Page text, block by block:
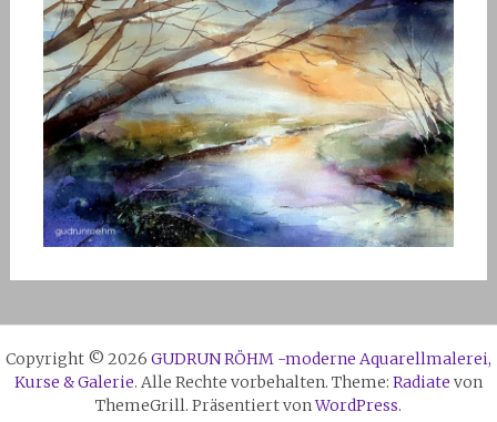
Copyright © 2026 GUDRUN RÖHM -moderne Aquarellmalerei,
Kurse & Galerie. Alle Rechte vorbehalten. Theme: Radiate von
ThemeGrill. Präsentiert vonWordPress.